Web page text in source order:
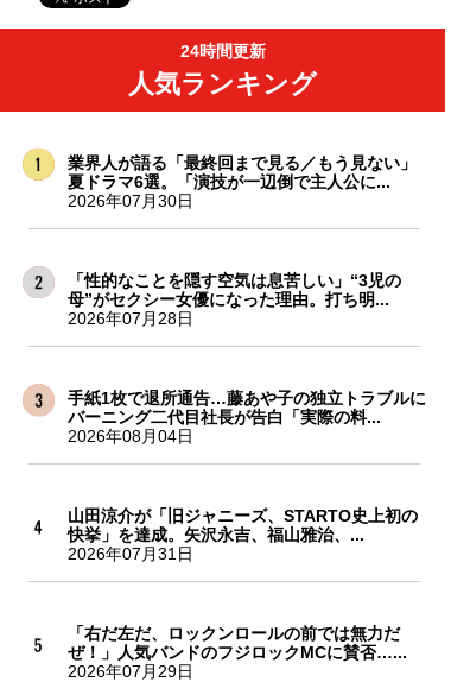
24時間更新
人気ランキング
業界人が語る「最終回まで見る／もう見ない」
夏ドラマ6選。「演技が一辺倒で主人公に...
2026年07月30日
「性的なことを隠す空気は息苦しい」“3児の
母”がセクシー女優になった理由。打ち明...
2026年07月28日
手紙1枚で退所通告…藤あや子の独立トラブルに
バーニング二代目社長が告白「実際の料...
2026年08月04日
山田涼介が「旧ジャニーズ、STARTO史上初の
快挙」を達成。矢沢永吉、福山雅治、...
2026年07月31日
「右だ左だ、ロックンロールの前では無力だ
ぜ！」人気バンドのフジロックMCに賛否…...
2026年07月29日